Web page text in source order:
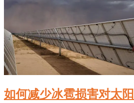
如何减少冰雹损害对太